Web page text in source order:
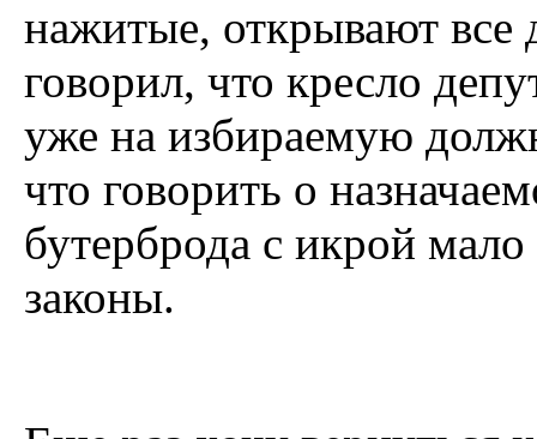
нажитые, открывают
говорил, что кресло
уже на избираемую
что говорить о
бутерброда с икрой
законы.